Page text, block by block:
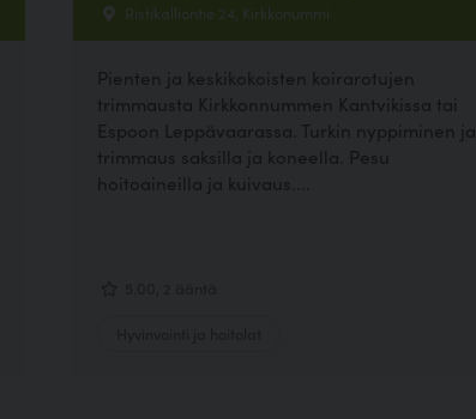
Ristikalliontie 24, Kirkkonummi
Pienten ja keskikokoisten koirarotujen
trimmausta Kirkkonnummen Kantvikissa tai
Espoon Leppävaarassa. Turkin nyppiminen ja
trimmaus saksilla ja koneella. Pesu
hoitoaineilla ja kuivaus....